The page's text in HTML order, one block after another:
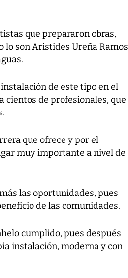
que prepararon obras,
lo son Aristides Ureña Ramos
de este tipo en el
cientos de profesionales, que
que ofrece y por el
muy importante a nivel de
las oportunidades, pues
de las comunidades.
cumplido, pues después
instalación, moderna y con